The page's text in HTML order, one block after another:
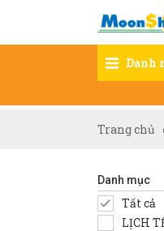
Danh
Trang chủ
Danh mục
Tất cả
LỊCH